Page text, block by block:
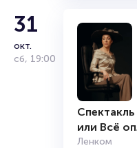
31
окт.
сб, 19:00
или Всё
Ленком